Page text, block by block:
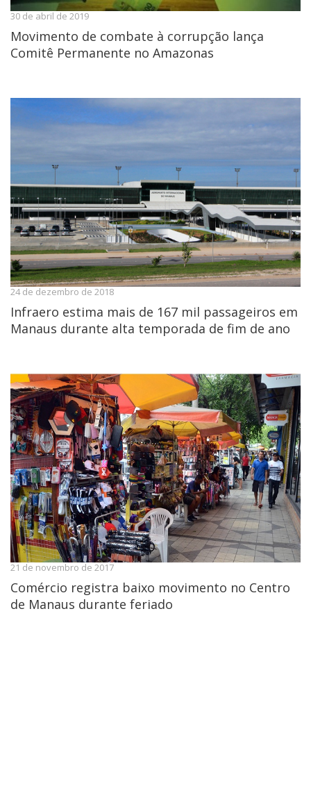
30 de abril de 2019
Movimento de combate à corrupção lança
Comitê Permanente no Amazonas
24 de dezembro de 2018
Infraero estima mais de 167 mil passageiros em
Manaus durante alta temporada de fim de ano
21 de novembro de 2017
Comércio registra baixo movimento no Centro
de Manaus durante feriado